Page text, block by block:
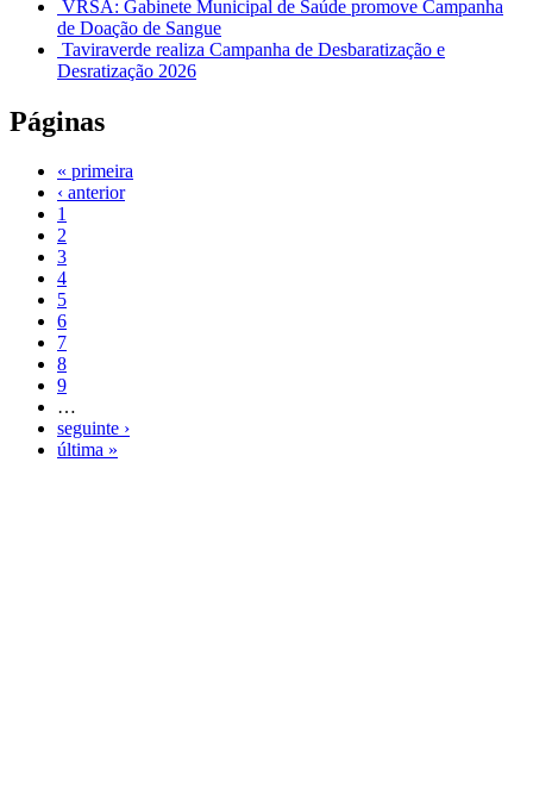
VRSA: Gabinete Municipal de Saúde promove Campanha
de Doação de Sangue
Taviraverde realiza Campanha de Desbaratização e
Desratização 2026
Páginas
« primeira
‹ anterior
1
2
3
4
5
6
7
8
9
…
seguinte ›
última »